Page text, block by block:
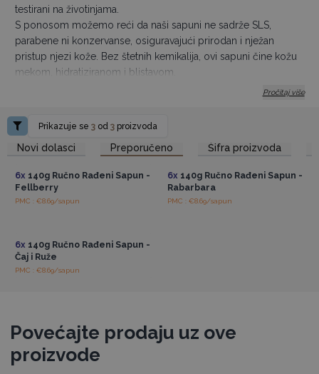
testirani na životinjama.
S ponosom možemo reći da naši sapuni ne sadrže SLS,
parabene ni konzervanse, osiguravajući prirodan i nježan
pristup njezi kože. Bez štetnih kemikalija, ovi sapuni čine kožu
mekom, hidratiziranom i blistavom.
Naši se sapuni hladno prešaju u malim serijama i ručno režu u
Uz sve blagodati za kožu, naša ambalaža je potpuno
reciklabilna i 100% biorazgradiva, što znači da se brinemo o
okolišu i smanjujemo negativan utjecaj na našu planetu.
Isprobajte naše ručno rađene sapune i priuštite luksuznu
njegu svojim kupcima.
Pročitaj više
Prikazuje se3 od3 proizvoda
Novi dolasci Preporučeno Šifra proizvoda
Pristup veleprodajnim
cijenama
6x 140g Ručno Rađeni Sapun -
Fellberry
PMC : €8.69/sapun
Pristup veleprodajnim
cijenama
6x 140g Ručno Rađeni Sapun -
Rabarbara
PMC : €8.69/sapun
6x 140g Ručno Rađeni Sapun -
Čaj i Ruže
PMC : €8.69/sapun
Povećajte prodaju uz ove
proizvode